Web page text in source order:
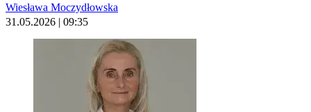
Wiesława Moczydłowska
31.05.2026 | 09:35